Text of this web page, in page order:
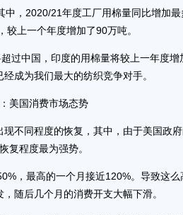
，2020/21年度工厂用棉量同比增加最
上一个年度增加了90万吨。
中国，印度的用棉量将较上一年度增
成为我们最大的纺织竞争对手。
国消费市场态势
同程度的恢复，其中，由于美国政府
复程度最为强势。
，最高的一个月接近120%。导致这么
随后几个月的消费开支大幅下滑。